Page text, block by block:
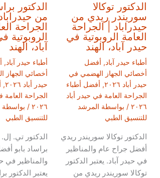
الدكتور توكالا
سوريندر ريدي من
حيدراباد | الجراحة
العامة الروبوتية في
حيدر آباد، الهند
أطباء حيدر آباد, أفضل
أخصائي الجهاز الهضمي في
حيدر أباد ٢٠٢٦
, أفضل أطباء
الجراحة العامة في حيدر أباد
٢٠٢٦ / بواسطة المرشد
للتنسيق الطبي
الدكتور توكالا سوريندر ريدي
أفضل جراح عام والمناظير
في حيدر آباد. يعتبر الدكتور
توكالا سوريندر ريدي من
الدكتور
من حيدراباد
الجراحة
الروبوتية
آباد، الهند
أطباء حيدر آباد,
أخصائي الجهاز
حيدر أباد ٢٠٢٦
,
الجراحة العامة
٢٠٢٦ / بواسطة
للتنسيق الطبي
الدكتور تي.
براساد بابو
والمناظير في
يعتبر الدكتور